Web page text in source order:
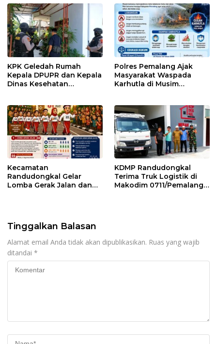
KPK Geledah Rumah
Kepala DPUPR dan Kepala
Dinas Kesehatan
Polres Pemalang Ajak
Masyarakat Waspada
Karhutla di Musim
Kecamatan
Randudongkal Gelar
Lomba Gerak Jalan dan
KDMP Randudongkal
Terima Truk Logistik di
Makodim 0711/Pemalang
Tinggalkan Balasan
Alamat email Anda tidak akan dipublikasikan. Ruas yang wajib
ditandai *